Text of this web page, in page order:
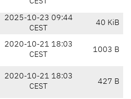
2025-10-23 09:44
CEST
40 KiB
2020-10-21 18:03
CEST
1003 B
2020-10-21 18:03
CEST
427 B